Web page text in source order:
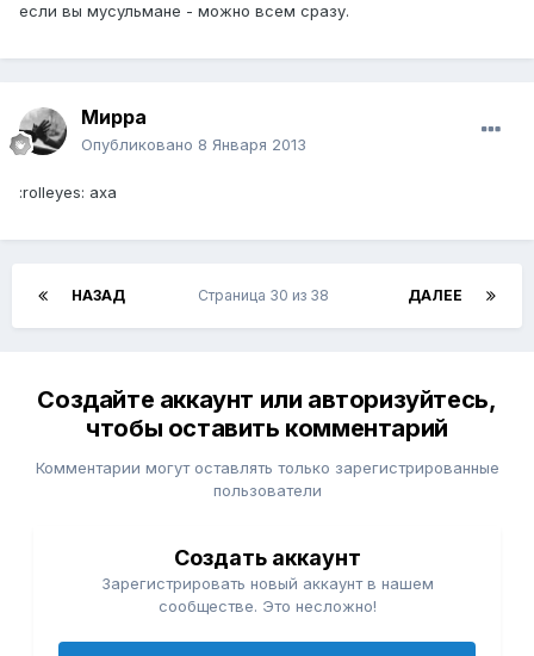
если вы мусульмане - можно всем сразу.
Мирра
Опубликовано 8 Января 2013
:rolleyes: аха
НАЗАД ДАЛЕЕ
Страница 30 из 38
Создайте аккаунт или авторизуйтесь,
чтобы оставить комментарий
Комментарии могут оставлять только зарегистрированные
пользователи
Создать аккаунт
Зарегистрировать новый аккаунт в нашем
сообществе. Это несложно!